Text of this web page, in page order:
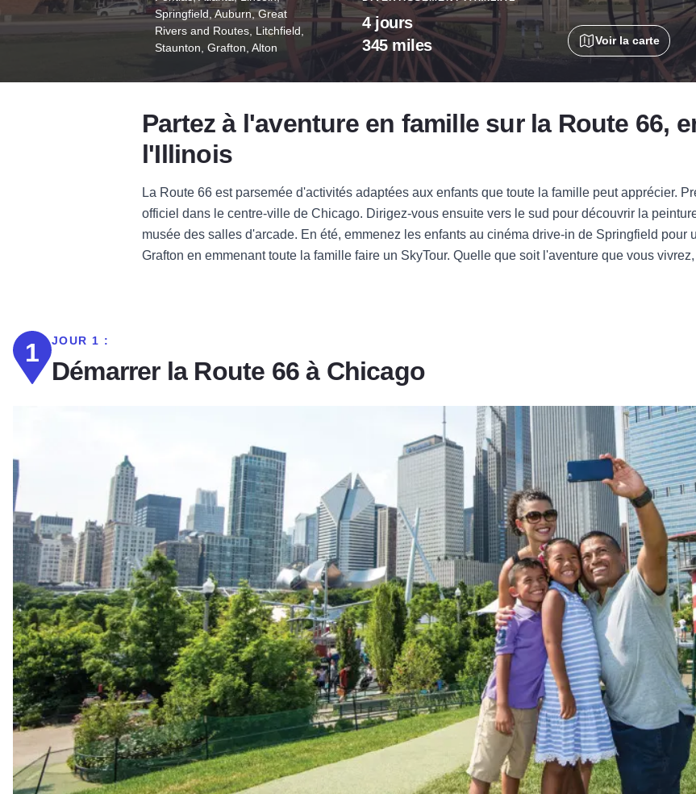
4 jours
345 miles
Springfield, Auburn, Great
Rivers and Routes, Litchfield,
Staunton, Grafton, Alton
Voir la carte
Partez à l'aventure en famille sur la Route 66,
l'Illinois
La Route 66 est parsemée d'activités adaptées aux enfants que toute la famille peut apprécier.
officiel dans le centre-ville de Chicago. Dirigez-vous ensuite vers le sud pour découvrir la
musée des salles d'arcade. En été, emmenez les enfants au cinéma drive-in de Springfield pour
Grafton en emmenant toute la famille faire un SkyTour. Quelle que soit l'aventure que vous
1 JOUR 1 :
Démarrer la Route 66 à Chicago